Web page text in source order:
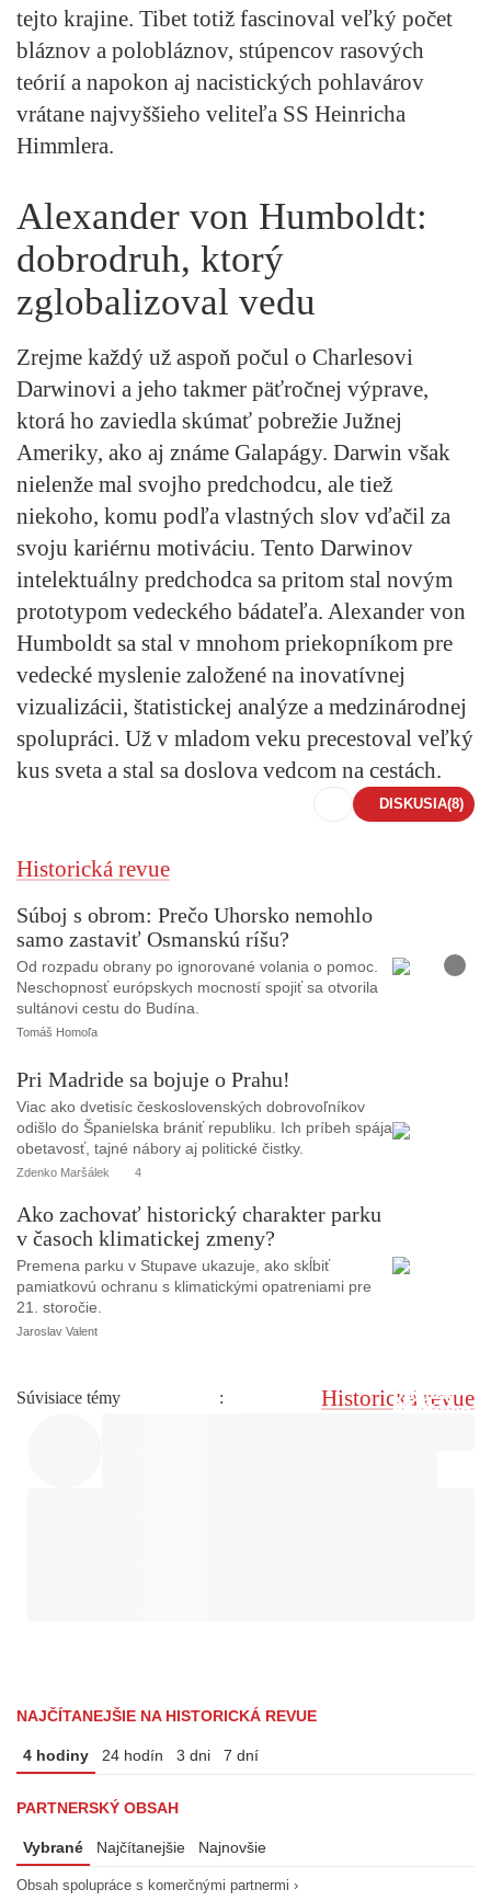
tejto krajine. Tibet totiž fascinoval veľký počet
bláznov a polobláznov, stúpencov rasových
teórií a napokon aj nacistických pohlavárov
vrátane najvyššieho veliteľa SS Heinricha
Himmlera.
Alexander von Humboldt:
dobrodruh, ktorý
zglobalizoval vedu
Zrejme každý už aspoň počul o Charlesovi
Darwinovi a jeho takmer päťročnej výprave,
ktorá ho zaviedla skúmať pobrežie Južnej
Ameriky, ako aj známe Galapágy. Darwin však
nielenže mal svojho predchodcu, ale tiež
niekoho, komu podľa vlastných slov vďačil za
svoju kariérnu motiváciu. Tento Darwinov
intelektuálny predchodca sa pritom stal novým
prototypom vedeckého bádateľa. Alexander von
Humboldt sa stal v mnohom priekopníkom pre
vedecké myslenie založené na inovatívnej
vizualizácii, štatistickej analýze a medzinárodnej
spolupráci. Už v mladom veku precestoval veľký
kus sveta a stal sa doslova vedcom na cestách.
DISKUSIA(8)
Historická revue
o
t
Súboj s obrom: Prečo Uhorsko nemohlo
samo zastaviť Osmanskú ríšu?
Od rozpadu obrany po ignorované volania o pomoc.
Neschopnosť európskych mocností spojiť sa otvorila
sultánovi cestu do Budína.
Tomáš Homoľa
Pri Madride sa bojuje o Prahu!
Viac ako dvetisíc československých dobrovoľníkov
odišlo do Španielska brániť republiku. Ich príbeh spája
obetavosť, tajné nábory aj politické čistky.
Zdenko Maršálek 4
Ako zachovať historický charakter parku
v časoch klimatickej zmeny?
Premena parku v Stupave ukazuje, ako skĺbiť
pamiatkovú ochranu s klimatickými opatreniami pre
21. storočie.
Jaroslav Valent
Súvisiace témy : Historická revue
NAJČÍTANEJŠIE NA HISTORICKÁ REVUE
4 hodiny 24 hodín 3 dni 7 dní
PARTNERSKÝ OBSAH
Vybrané Najčítanejšie Najnovšie
Obsah spolupráce s komerčnými partnermi ›